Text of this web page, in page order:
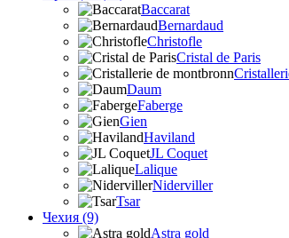
Baccarat
Bernardaud
Christofle
Cristal de Paris
Daum
Faberge
Gien
Haviland
JL Coquet
Lalique
Niderviller
Tsar
Чехия (9)
Astra gold